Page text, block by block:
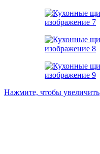
Нажмите, чтобы увеличить